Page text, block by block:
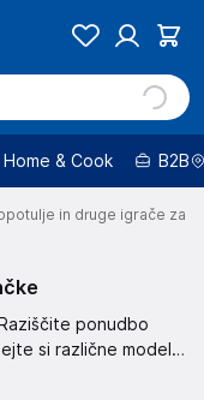
Home & Cook B2B
in druge igrače za
ponudbo
si različne modele